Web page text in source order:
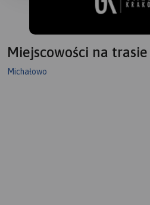
Miejscowości na trasie
Michałowo